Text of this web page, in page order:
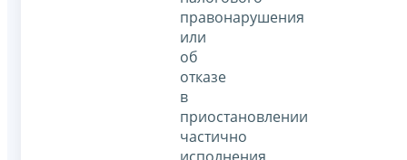
правонарушения
или
об
отказе
в
приостановлении
частично
исполнения